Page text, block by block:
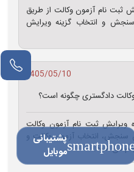
ثبت نام آزمون وکالت از طریق
و انتخاب گزینه ویرایش
1405/05/10
دادگستری چگونه است؟
ویرایش ثبت نام آزمون وکالت
سنجش، انتخاب آزمون وکالت و
می‌ شود.
پشتیبانی
موبایل
مشاور آنلاین